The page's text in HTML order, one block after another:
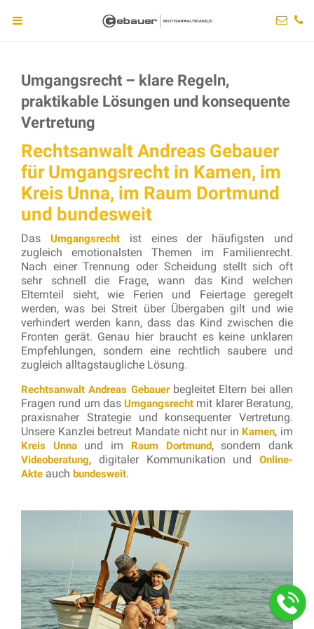
Umgangsrecht – klare Regeln,
praktikable Lösungen und konsequente
Vertretung
Rechtsanwalt Andreas Gebauer
für Umgangsrecht in Kamen, im
Kreis Unna, im Raum Dortmund
und bundesweit
Das Umgangsrechtist eines der häufigsten und
zugleich emotionalsten Themen im Familienrecht.
Nach einer Trennung oder Scheidung stellt sich oft
sehr schnell die Frage, wann das Kind welchen
Elternteil sieht, wie Ferien und Feiertage geregelt
werden, was bei Streit über Übergaben gilt und wie
verhindert werden kann, dass das Kind zwischen die
Fronten gerät. Genau hier braucht es keine unklaren
Empfehlungen, sondern eine rechtlich saubere und
zugleich alltagstaugliche Lösung.
Rechtsanwalt Andreas Gebauerbegleitet Eltern bei allen
Fragen rund um dasUmgangsrecht mit klarer Beratung,
praxisnaher Strategie und konsequenter Vertretung.
Unsere Kanzlei betreut Mandate nicht nur in Kamen, im
Kreis Unnaund im Raum Dortmund, sondern dank
Videoberatung, digitaler Kommunikation und Online-
Akte auch bundesweit.